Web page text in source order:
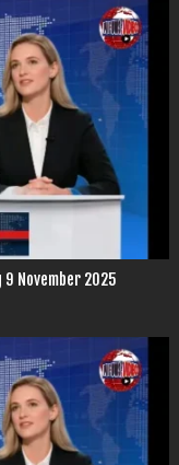
November 2025